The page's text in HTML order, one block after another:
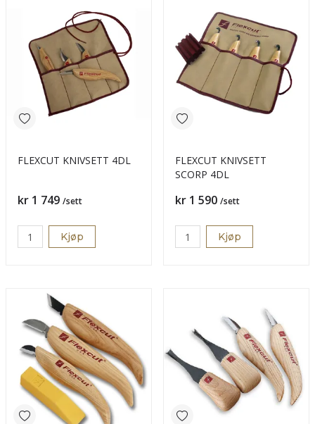
FLEXCUT KNIVSETT 4DL
Pris
kr 1 749 /sett
Kjøp
FLEXCUT KNIVSETT
SCORP 4DL
Pris
kr 1 590 /sett
Kjøp